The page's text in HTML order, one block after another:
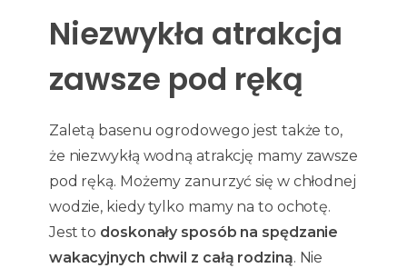
Niezwykła atrakcja
zawsze pod ręką
Zaletą basenu ogrodowego jest także to,
że niezwykłą wodną atrakcję mamy zawsze
pod ręką. Możemy zanurzyć się w chłodnej
wodzie, kiedy tylko mamy na to ochotę.
Jest to doskonały sposób na spędzanie
wakacyjnych chwil z całą rodziną. Nie